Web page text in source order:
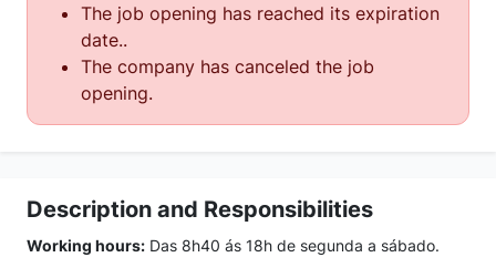
The job opening has reached its expiration
date..
The company has canceled the job
opening.
Description and Responsibilities
Working hours: Das 8h40 ás 18h de segunda a sábado.